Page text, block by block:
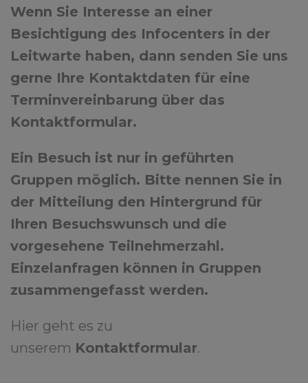
Wenn Sie Interesse an einer
Besichtigung des Infocenters in der
Leitwarte haben, dann senden Sie uns
gerne Ihre Kontaktdaten für eine
Terminvereinbarung über das
Kontaktformular.
Ein Besuch ist nur in geführten
Gruppen möglich. Bitte nennen Sie in
der Mitteilung den Hintergrund für
Ihren Besuchswunsch und die
vorgesehene Teilnehmerzahl.
Einzelanfragen können in Gruppen
zusammengefasst werden.
Hier geht es zu
unserem Kontaktformular.